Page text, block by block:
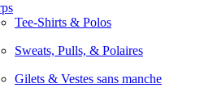
Tee-Shirts & Polos
Sweats, Pulls, & Polaires
Gilets & Vestes sans manche